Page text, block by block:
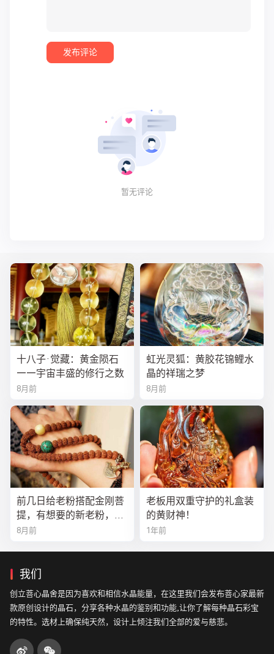
暂无评论
十八子·觉藏：黄金陨石
——宇宙丰盛的修行之数
8月前
虹光灵狐：黄胶花锦鲤水
晶的祥瑞之梦
8月前
前几日给老粉搭配金刚菩
提，有想要的新老粉，都
可以来排队
8月前
老板用双重守护的礼盒装
的黄财神！
1年前
我们
创立菩心晶舍是因为喜欢和相信水晶能量，在这里我们会发布菩心家最新
款原创设计的晶石，分享各种水晶的鉴别和功能,让你了解每种晶石彩宝
的特性。选材上确保纯天然，设计上倾注我们全部的爱与慈悲。